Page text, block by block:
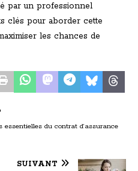
par un professionnel
clés pour aborder cette
les chances de
essentielles du contrat d’assurance
SUIVANT